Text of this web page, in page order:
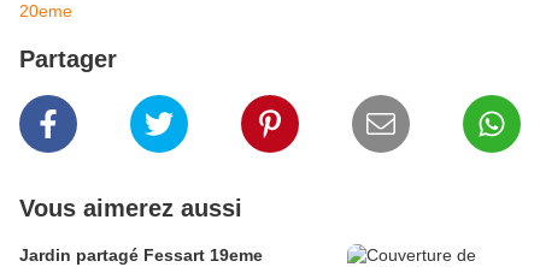
20eme
Partager
Vous aimerez aussi
Jardin partagé Fessart 19eme